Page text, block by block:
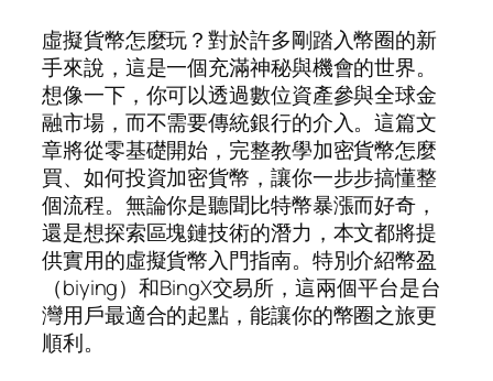
虛擬貨幣怎麼玩？對於許多剛踏入幣圈的新
手來說，這是一個充滿神秘與機會的世界。
想像一下，你可以透過數位資產參與全球金
融市場，而不需要傳統銀行的介入。這篇文
章將從零基礎開始，完整教學加密貨幣怎麼
買、如何投資加密貨幣，讓你一步步搞懂整
個流程。無論你是聽聞比特幣暴漲而好奇，
還是想探索區塊鏈技術的潛力，本文都將提
供實用的虛擬貨幣入門指南。特別介紹幣盈
（biying）和BingX交易所，這兩個平台是台
灣用戶最適合的起點，能讓你的幣圈之旅更
順利。